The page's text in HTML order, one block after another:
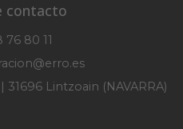
contacto
76 80 11
31696 Lintzoain (NAVARRA)